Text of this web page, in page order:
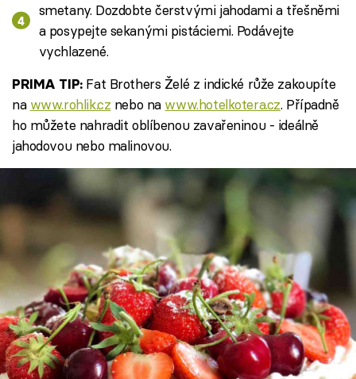
smetany. Dozdobte čerstvými jahodami a třešněmi
a posypejte sekanými pistáciemi. Podávejte
vychlazené.
PRIMA TIP:Fat Brothers Želé z indické růže zakoupíte
na www.rohlik.cz nebo na www.hotelkotera.cz. Případně
ho můžete nahradit oblíbenou zavařeninou - ideálně
jahodovou nebo malinovou.